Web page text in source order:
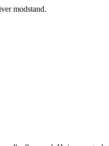
modstand.